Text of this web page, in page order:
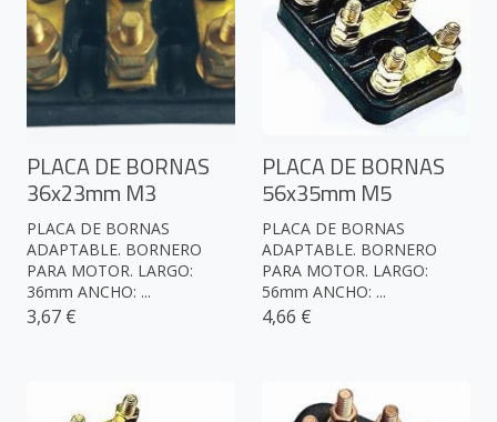
PLACA DE BORNAS
36x23mm M3
PLACA DE BORNAS
ADAPTABLE. BORNERO
PARA MOTOR. LARGO:
36mm ANCHO: ...
3,67 €
PLACA DE BORNAS
56x35mm M5
PLACA DE BORNAS
ADAPTABLE. BORNERO
PARA MOTOR. LARGO:
56mm ANCHO: ...
4,66 €